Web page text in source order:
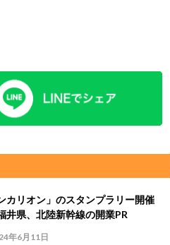
カリオン」のスタンプラリー開催
県、北陸新幹線の開業PR
年6月11日